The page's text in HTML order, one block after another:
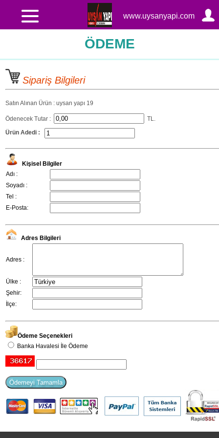
www.uysanyapi.com
ÖDEME
Sipariş Bilgileri
Satın Alınan Ürün : uysan yapı 19
Ödenecek Tutar :
TL.
Ürün Adedi :
Kişisel Bilgiler
Adı :
Soyadı :
Tel :
E-Posta:
Adres Bilgileri
Adres :
Ülke :
Şehir:
İlçe:
Ödeme Seçenekleri
Banka Havalesi İle Ödeme